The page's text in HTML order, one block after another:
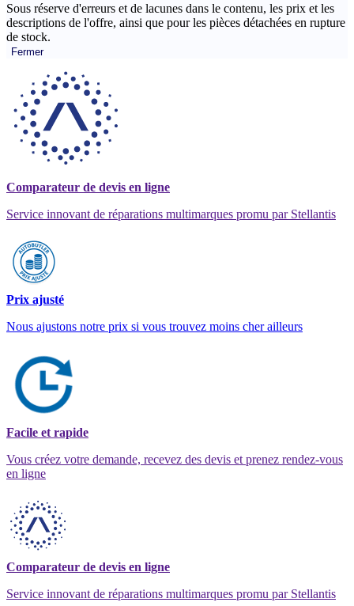
Sous réserve d'erreurs et de lacunes dans le contenu, les prix et les
descriptions de l'offre, ainsi que pour les pièces détachées en rupture
de stock.
Fermer
Comparateur de devis en ligne
Service innovant de réparations multimarques promu par Stellantis
Prix ajusté
Nous ajustons notre prix si vous trouvez moins cher ailleurs
Facile et rapide
Vous créez votre demande, recevez des devis et prenez rendez-vous
en ligne
Comparateur de devis en ligne
Service innovant de réparations multimarques promu par Stellantis